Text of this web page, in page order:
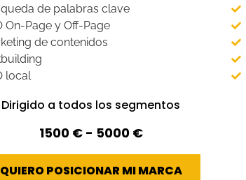
de palabras clave
On-Page y Off-Page
de contenidos
local
Dirigido a todos los segmentos
1500 € - 5000 €
QUIERO POSICIONAR MI MARCA